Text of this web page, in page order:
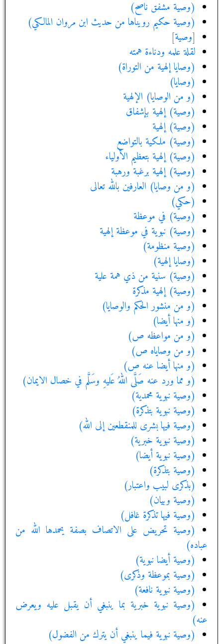
(وصية مشفق ناصح)
(وصية حكيم رويناها من حديث ابن مروان المالكي)
[وصية]
لقلة علمه ودناءة همته
(وصايا إلهية من التوراة)
(وصايا)
(و من الوصايا) الإلهية
(وصية) إلهية بإشفاق‏
(وصية) إلهية
(وصية) ملكية بالتواضع‏
(وصية) إلهية بتعظيم الأولياء
(وصية) إلهية برغبة ورهبة
(و من وصايا) العارفين بالله تعالى‏
(حكي)
(وصية) في موعظة
(وصية) نبوية في موعظة إلهية
(وصية منظومة)
(وصايا إلهية)
(وصية) سنية من ذي همة علية
(وصية) إلهية مذكرة
(و من منشور الحكم والوصايا)
(و منها أيضا)
(و من مواعظه ص)
(و من وصاياه ص)
(و منها أيضا عنه ص)
(و مما ورد عنه صَلَّى اللهُ عَليهِ وسَلَّم في خصال الايمان)
(وصية نبوية محمدية)
(وصية نبوية بتذكرة)
(وصية فيها بشرى للمنقطعين إلى الله)
(وصية نبوية خبرية)
(وصية نبوية أيضا)
(وصية بتذكرة)
(بذكرى لبيب واعتبار)
(وصية وبيان)
(وصية فيها تذكرة غافل)
(وصية تحريض على الاتصاف بصفة يحمدها الله من
عباده)
(وصية أيضا نبوية)
(وصية بموعظة وذكرى)
(وصية نبوية نافعة)
(وصية نبوية خبرية بما ينبغي أن يقبل عليه ويعرض
عنه)
(وصية نبوية فيما ينبغي أن يترك من الفضول)